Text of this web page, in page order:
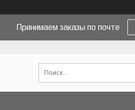
Принимаем заказы по почте